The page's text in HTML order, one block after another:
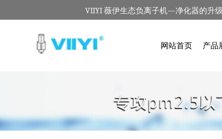
VIIYI 薇伊生态负离子机—净化器的升
网站首页 产品